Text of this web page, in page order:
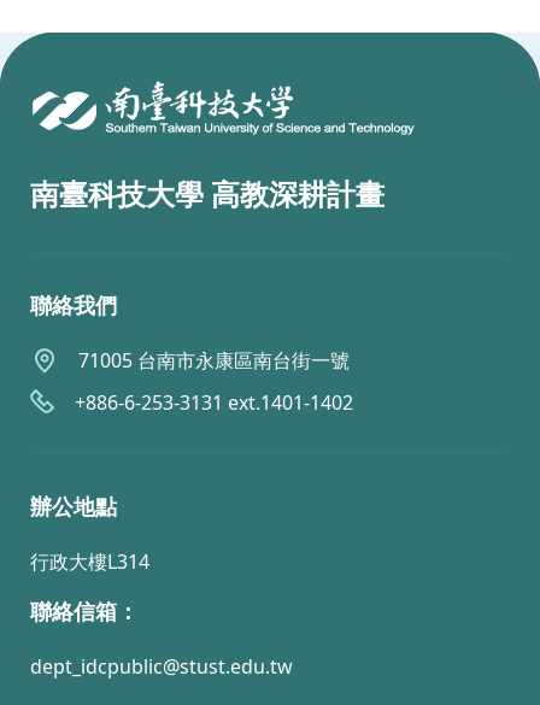
南臺科技大學 高教深耕計畫
聯絡我們
71005 台南市永康區南台街一號
+886-6-253-3131 ext.1401-1402
辦公地點
行政大樓L314
聯絡信箱：
dept_idcpublic@stust.edu.tw